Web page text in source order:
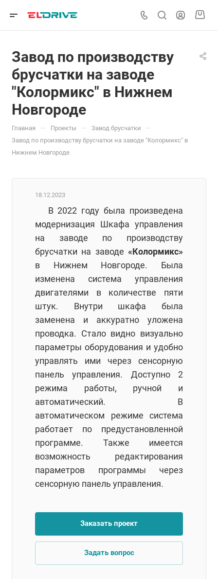
Завод по производству
брусчатки на заводе
"Колормикс" в Нижнем
Новгороде
Главная — Проекты — Завод брусчатки —
Завод по производству брусчатки на заводе "Колормикс" в
Нижнем Новгороде
18.12.2023
В 2022 году была произведена
модернизация Шкафа управления
на заводе по производству
брусчатки на заводе «Колормикс»
в Нижнем Новгороде. Была
изменена система управления
двигателями в количестве пяти
штук. Внутри шкафа была
заменена и аккуратно уложена
проводка. Стало видно визуально
параметры оборудования и удобно
управлять ими через сенсорную
панель управления. Доступно 2
режима работы, ручной и
автоматический. В
автоматическом режиме система
работает по предустановленной
программе. Также имеется
возможность редактирования
параметров программы через
сенсорную панель управления.
Заказать проект
Задать вопрос